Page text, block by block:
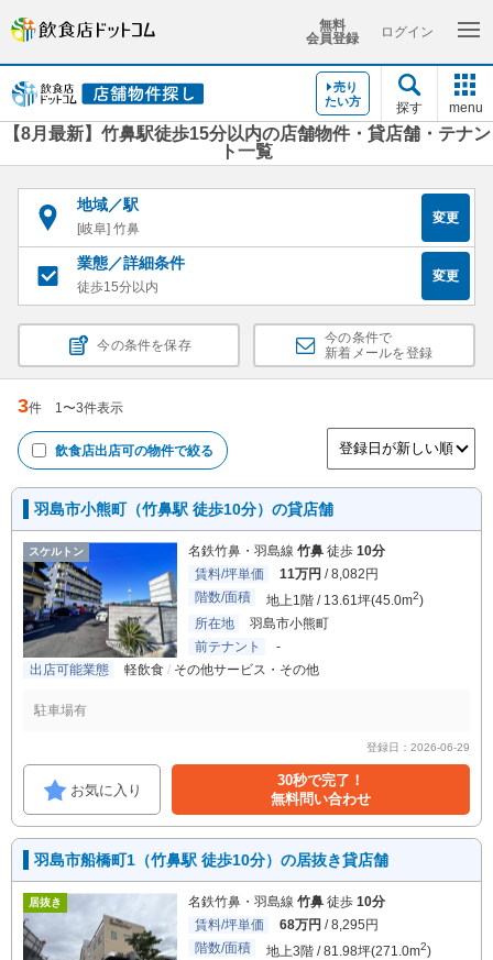
無料
会員登録
ログイン
売り
たい方
探す menu
【8月最新】竹鼻駅徒歩15分以内の店舗物件・貸店舗・テナン
ト一覧
地域／駅
[岐阜] 竹鼻
変更
業態／詳細条件
徒歩15分以内
変更
今の条件を保存
今の条件で
新着メールを登録
3件 1〜3件表示
飲食店出店可の物件で絞る
羽島市小熊町（竹鼻駅 徒歩10分）の貸店舗
スケルトン 名鉄竹鼻・羽島線 竹鼻 徒歩 10分
賃料/坪単価
11万円 / 8,082円
階数/面積
地上1階 / 13.61坪(45.0m2)
所在地
羽島市小熊町
前テナント
-
出店可能業態
軽飲食 その他サービス・その他
駐車場有
登録日：2026-06-29
お気に入り
30秒で完了！
無料問い合わせ
羽島市船橋町1（竹鼻駅 徒歩10分）の居抜き貸店舗
居抜き 名鉄竹鼻・羽島線 竹鼻 徒歩 10分
賃料/坪単価
68万円 / 8,295円
階数/面積
地上3階 / 81.98坪(271.0m2)